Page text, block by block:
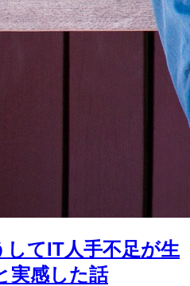
してIT人手不足が生
実感した話